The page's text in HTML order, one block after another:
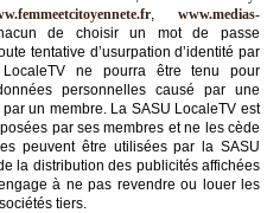
www.medias-
de choisir un mot de passe
tentative d’usurpation d’identité par
ne pourra être tenu pour
personnelles causé par une
un membre. La SASU LocaleTV est
par ses membres et ne les cède
peuvent être utilisées par la SASU
la distribution des publicités affichées
à ne pas revendre ou louer les
tiers.